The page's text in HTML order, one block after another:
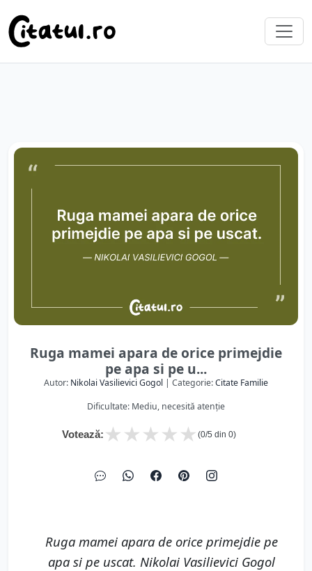
Ruga mamei apara de orice primejdie
pe apa si pe u...
Autor: Nikolai Vasilievici Gogol | Categorie:Citate Familie
Dificultate: Mediu, necesită atenție
Votează: ★
★
★
★
★ (0/5 din 0)
Ruga mamei apara de orice primejdie pe
apa si pe uscat. Nikolai Vasilievici Gogol